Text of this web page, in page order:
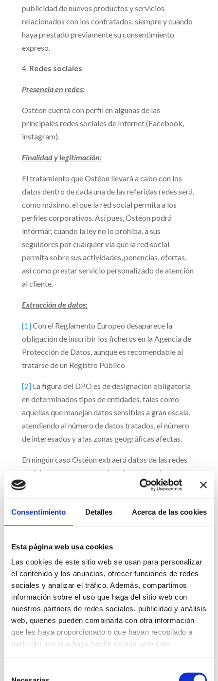
Consentimiento Detalles Acerca de las cookies
Esta página web usa cookies
Las cookies de este sitio web se usan para personalizar
el contenido y los anuncios, ofrecer funciones de redes
sociales y analizar el tráfico. Además, compartimos
información sobre el uso que haga del sitio web con
nuestros partners de redes sociales, publicidad y análisis
web, quienes pueden combinarla con otra información
que les haya proporcionado o que hayan recopilado a
partir del uso que haya hecho de sus servicios.
publicidad de nuevos productos y servicios
relacionados con los contratados, siempre y cuando
haya prestado previamente su consentimiento
expreso.
Redes sociales
Presencia en redes:
Ostéon cuenta con perfil en algunas de las
principales redes sociales de Internet (Facebook,
instagram).
Finalidad y legitimación:
El tratamiento que Ostéon llevará a cabo con los
datos dentro de cada una de las referidas redes será,
como máximo, el que la red social permita a los
perfiles corporativos. Así pues, Ostéon podrá
informar, cuando la ley no lo prohíba, a sus
seguidores por cualquier vía que la red social
permita sobre sus actividades, ponencias, ofertas,
así como prestar servicio personalizado de atención
al cliente.
Extracción de datos:
[1]Con el Reglamento Europeo desaparece la
obligación de inscribir los ficheros en la Agencia de
Protección de Datos, aunque es recomendable al
tratarse de un Registro Público
[2]La figura del DPO es de designación obligatoria
en determinados tipos de entidades, tales como
aquellas que manejan datos sensibles a gran escala,
atendiendo al número de datos tratados, el número
de interesados y a las zonas geográficas afectas.
En ningún caso Ostéon extraerá datos de las redes
sociales, a menos que se obtuviera puntual y
expresamente el consentimiento del usuario para
ello.
sociales, el ejercicio efectivo de los derechos de
protección de datos del seguidor quede supeditado
a la modificación del perfil personal de éste, Ostéon
le ayudará y aconsejará a tal fin en la medida de sus
posibilidades.
Navegación web (cookies)
Qué son las cookies.